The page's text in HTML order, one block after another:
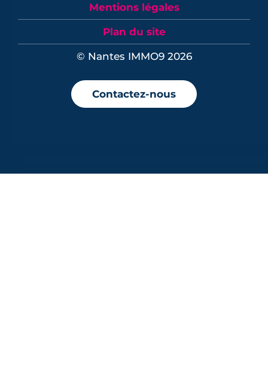
Mentions légales
Plan du site
© Nantes IMMO9 2026
Contactez-nous